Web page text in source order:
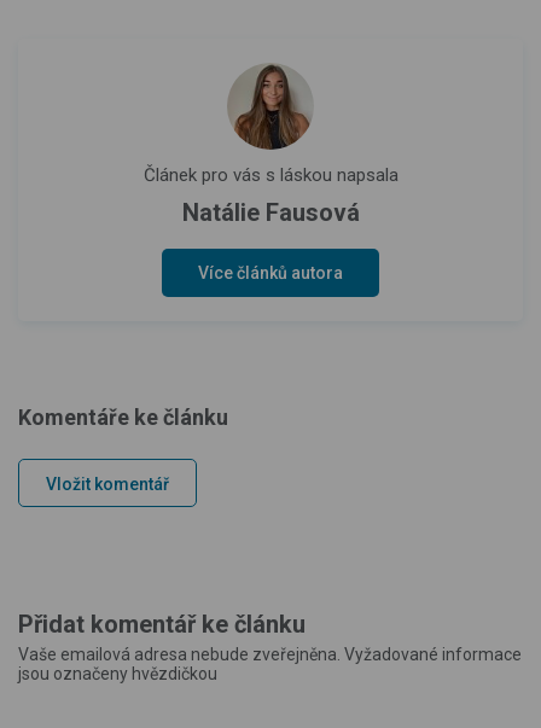
Článek pro vás s láskou napsala
Natálie Fausová
Více článků autora
Komentáře ke článku
Vložit komentář
Přidat komentář ke článku
Vaše emailová adresa nebude zveřejněna. Vyžadované informace
jsou označeny hvězdičkou